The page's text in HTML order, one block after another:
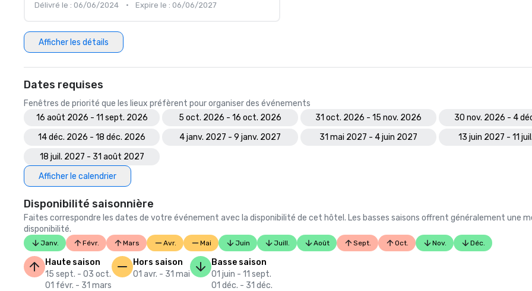
Délivré le : 06/06/2024
• Expire le : 06/06/2027
Afficher les détails
Dates requises
Fenêtres de priorité que les lieux préfèrent pour organiser des événements
16 août 2026 - 11 sept. 2026
5 oct. 2026 - 16 oct. 2026 31 oct. 2026 - 15 nov. 2026
30 nov. 2026 - 4
14 déc. 2026 - 18 déc. 2026
4 janv. 2027 - 9 janv. 2027 31 mai 2027 - 4 juin 2027
13 juin 2027 - 11
18 juil. 2027 - 31 août 2027
Afficher le calendrier
Disponibilité saisonnière
Faites correspondre les dates de votre événement avec la disponibilité de cet hôtel. Les basses saisons offrent généralement une
disponibilité.
Janv. Févr. Mars Avr. Mai Juin Juill. Août Sept. Oct. Nov. Déc.
Haute saison
15 sept. - 03 oct.
01 févr. - 31 mars
Hors saison
01 avr. - 31 mai
Basse saison
01 juin - 11 sept.
01 déc. - 31 déc.